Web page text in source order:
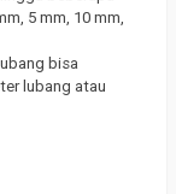
5 mm, 10 mm,
bisa
lubang atau